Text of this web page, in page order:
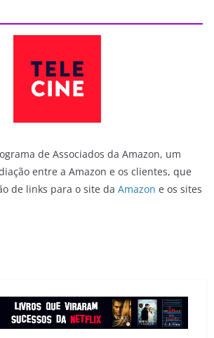
de Associados da Amazon, um
entre a Amazon e os clientes, que
de links para o site da Amazon e os sites